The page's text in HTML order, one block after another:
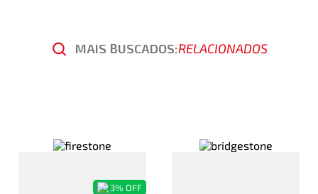
MAIS BUSCADOS:RELACIONADOS
3% OFF